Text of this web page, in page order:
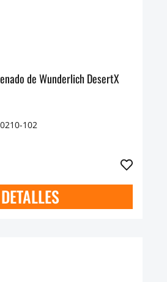
de Wunderlich DesertX
102
DETALLES